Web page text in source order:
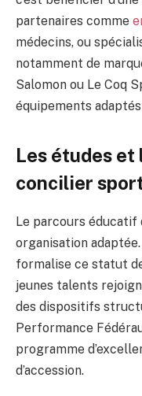
partenaires comme
médecins, ou
notamment de
Salomon ou Le Coq
équipements
Les études
concilier
Le parcours éducatif
organisation
formalise ce statut
jeunes talents
des dispositifs
Performance
programme
d’accession.